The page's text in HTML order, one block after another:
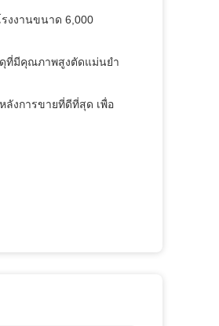
งงานขนาด 6,000
ดุที่มีคุณภาพสูงตัดแม่นยํา
ลังการขายที่ดีที่สุด เพื่อ